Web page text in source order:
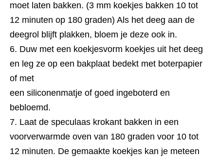
moet laten bakken. (3 mm koekjes bakken 10 tot
12 minuten op 180 graden) Als het deeg aan de
deegrol blijft plakken, bloem je deze ook in.
Duw met een koekjesvorm koekjes uit het deeg
en leg ze op een bakplaat bedekt met boterpapier
of met
een siliconenmatje of goed ingeboterd en
bebloemd.
Laat de speculaas krokant bakken in een
voorverwarmde oven van 180 graden voor 10 tot
12 minuten. De gemaakte koekjes kan je meteen